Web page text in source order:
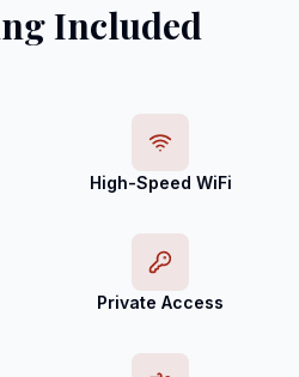
Included
High-Speed WiFi
Private Access